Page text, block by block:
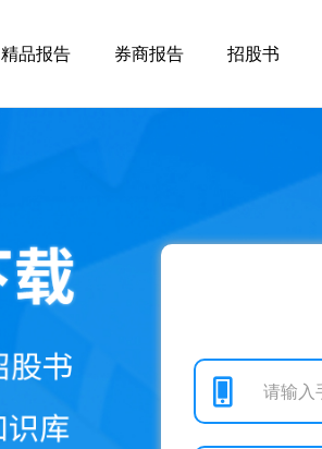
精品报告 券商报告 招股书